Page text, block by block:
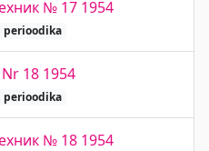
№ 17 1954
18 1954
№ 18 1954